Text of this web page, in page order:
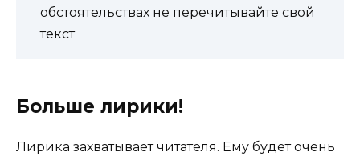
обстоятельствах не перечитывайте свой
текст
Больше лирики!
Лирика захватывает читателя. Ему будет очень